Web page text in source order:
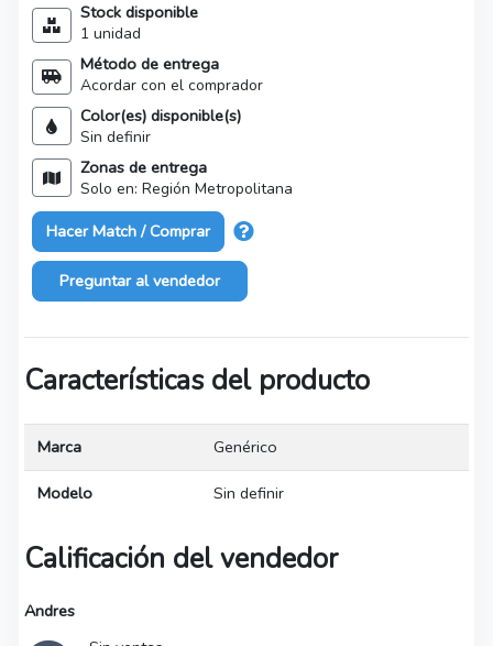
Stock disponible
1 unidad
Método de entrega
Acordar con el comprador
Color(es) disponible(s)
Sin definir
Zonas de entrega
Solo en: Región Metropolitana
Hacer Match / Comprar
Preguntar al vendedor
Características del producto
Marca Genérico
Modelo Sin definir
Calificación del vendedor
Andres